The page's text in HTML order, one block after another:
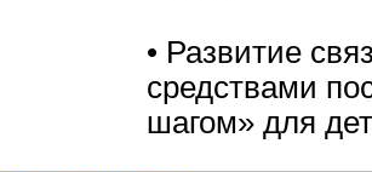
• Развитие
средствами
шагом» для